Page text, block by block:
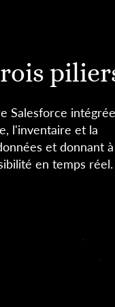
Salesforce intégrée
l'inventaire et la
et donnant à
en temps réel.